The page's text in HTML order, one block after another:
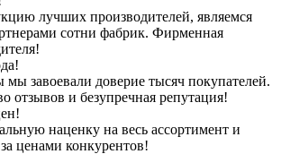
лучших производителей, являемся
сотни фабрик. Фирменная
мы завоевали доверие тысяч покупателей.
отзывов и безупречная репутация!
наценку на весь ассортимент и
ценами конкурентов!